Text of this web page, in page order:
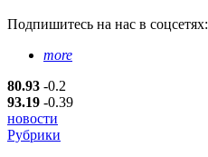
Подпишитесь на нас в соцсетях:
more
80.93 -0.2
93.19 -0.39
новости
Рубрики